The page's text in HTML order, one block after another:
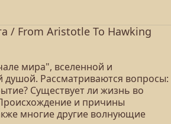
/ From Aristotle To Hawking
мира", вселенной и
душой. Рассматриваются вопросы:
Существует ли жизнь во
и причины
многие другие волнующие